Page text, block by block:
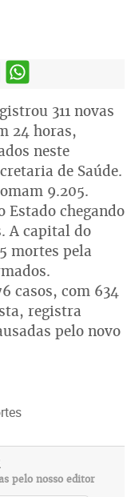
311 novas
24 horas,
neste
de Saúde.
9.205.
Estado chegando
A capital do
mortes pela
casos, com 634
registra
pelo novo
pelo nosso editor